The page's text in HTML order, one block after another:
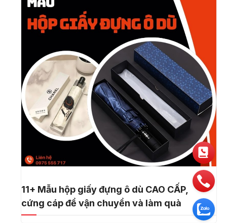
11+ Mẫu hộp giấy đựng ô dù CAO CẤP,
cứng cáp để vận chuyển và làm quà